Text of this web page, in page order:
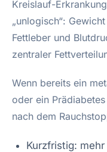
Kreislauf-
„unlogisch“:
Fettleber und
zentraler
Wenn bereits ein
oder ein
nach dem
Kurzfristig: